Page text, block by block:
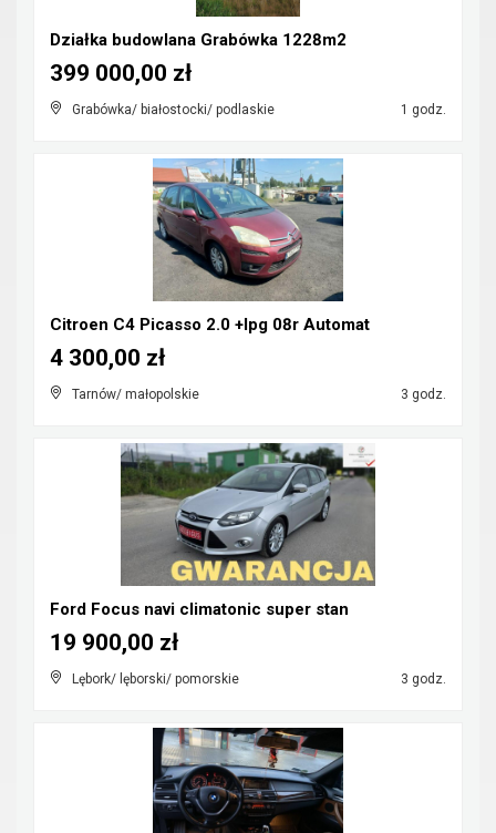
Działka budowlana Grabówka 1228m2
Grabówka/ białostocki/ podlaskie 1 godz.
399 000,00 zł
Citroen C4 Picasso 2.0 +lpg 08r Automat
Tarnów/ małopolskie 3 godz.
4 300,00 zł
Ford Focus navi climatonic super stan
Lębork/ lęborski/ pomorskie 3 godz.
19 900,00 zł